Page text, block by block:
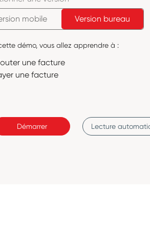
mobile Version bureau
démo, vous allez apprendre à :
une facture
une facture
Démarrer Lecture